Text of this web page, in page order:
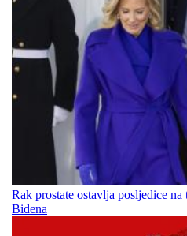
Rak prostate ostavlja posljedice
Bidena